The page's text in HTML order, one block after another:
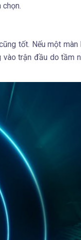
tốt. Nếu một
trận đầu do tầm